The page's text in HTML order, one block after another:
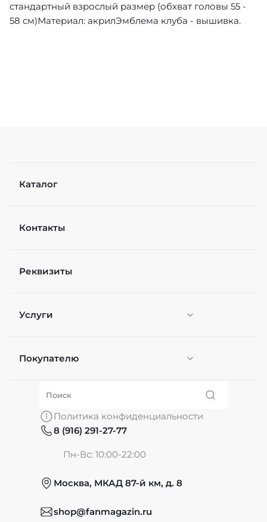
стандартный взрослый размер (обхват головы 55 -
58 см)Материал: акрилЭмблема клуба - вышивка.
Каталог
Контакты
Реквизиты
Услуги
Персонификация
Покупателю
О нас
Обмен и возврат
Политика конфиденциальности
8 (916) 291-27-77
Пн-Вс: 10:00-22:00
Москва, МКАД 87-й км, д. 8
shop@fanmagazin.ru